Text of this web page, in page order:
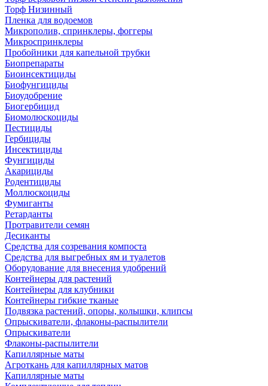
Торф Низинный
Пленка для водоемов
Микрополив, спринклеры, фоггеры
Микроспринклеры
Пробойники для капельной трубки
Биопрепараты
Биоинсектициды
Биофунгициды
Биоудобрение
Биогербицид
Биомолюскоциды
Пестициды
Гербициды
Инсектициды
Фунгициды
Акарициды
Родентициды
Моллюскоциды
Фумиганты
Ретарданты
Протравители семян
Десиканты
Средства для созревания компоста
Средства для выгребных ям и туалетов
Оборудование для внесения удобрений
Контейнеры для растений
Контейнеры для клубники
Контейнеры гибкие тканые
Подвязка растений, опоры, колышки, клипсы
Опрыскиватели, флаконы-распылители
Опрыскиватели
Флаконы-распылители
Капиллярные маты
Агроткань для капиллярных матов
Капиллярные маты